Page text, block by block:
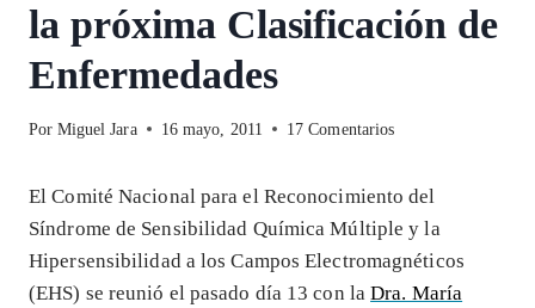
la próxima Clasificación de
Enfermedades
Por Miguel Jara 16 mayo, 2011 17 Comentarios
El Comité Nacional para el Reconocimiento del
Síndrome de Sensibilidad Química Múltiple y la
Hipersensibilidad a los Campos Electromagnéticos
(EHS) se reunió el pasado día 13 con laDra. María